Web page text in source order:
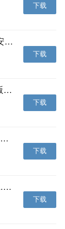
下载
皓盘云建最新版下载v9.0 安卓版
下载
ris云客移动销售系统最新版下载v1.1.25 安卓手机版
下载
粤语翻译帮app下载v1.1.1 安卓版
下载
人生笔记app官方版下载v1.19.4 安卓版
下载